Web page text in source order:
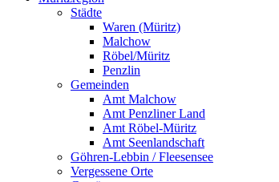
Städte
Waren (Müritz)
Malchow
Röbel/Müritz
Penzlin
Gemeinden
Amt Malchow
Amt Penzliner Land
Amt Röbel-Müritz
Amt Seenlandschaft
Göhren-Lebbin / Fleesensee
Vergessene Orte